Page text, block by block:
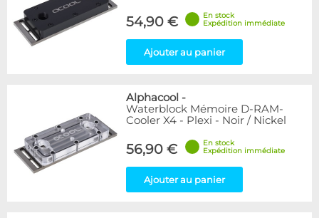
54,90 €
En stock
Expédition immédiate
Ajouter au panier
Alphacool -
Waterblock Mémoire D-RAM-
Cooler X4 - Plexi - Noir / Nickel
56,90 €
En stock
Expédition immédiate
Ajouter au panier